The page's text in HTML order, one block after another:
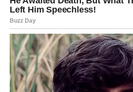
Na kraju je došla do zaključka da
od trajanja, već od intenziteta osjećaja
nama. Iako nikada nije saznala ko je
cvijeće, Heather je shvatila da to više
nepoznate osobe postalo je
tragove – čak i tamo gdje ne slutimo.